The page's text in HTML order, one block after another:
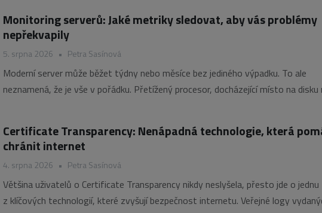
Monitoring serverů: Jaké metriky sledovat, aby vás problémy
nepřekvapily
5. srpna 2026 • Petra Sasínová
Moderní server může běžet týdny nebo měsíce bez jediného výpadku. To ale
neznamená, že je vše v pořádku. Přetížený procesor, docházející místo na disku
Certificate Transparency: Nenápadná technologie, která
chránit internet
4. srpna 2026 • Petra Sasínová
Většina uživatelů o Certificate Transparency nikdy neslyšela, přesto jde o jednu
z klíčových technologií, které zvyšují bezpečnost internetu. Veřejné logy